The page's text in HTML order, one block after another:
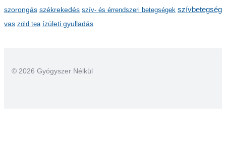
szorongás székrekedés szív- és érrendszeri betegségek szívbetegség
vas zöld tea ízületi gyulladás
© 2026 Gyógyszer Nélkül